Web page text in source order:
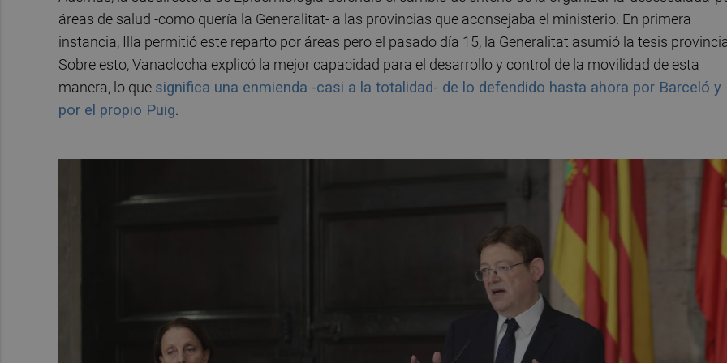
áreas de salud -como quería la Generalitat- a las provincias que aconsejaba el ministerio. En primera
instancia, Illa permitió este reparto por áreas pero el pasado día 15, la Generalitat asumió la tesis
Sobre esto, Vanaclocha explicó la mejor capacidad para el desarrollo y control de la movilidad de esta
manera, lo que significa una enmienda -casi a la totalidad- de lo defendido hasta ahora por Barceló y
por el propio Puig.